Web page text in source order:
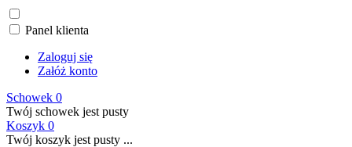
Panel klienta
Zaloguj się
Załóż konto
Schowek 0
Twój schowek jest pusty
Koszyk 0
Twój koszyk jest pusty ...